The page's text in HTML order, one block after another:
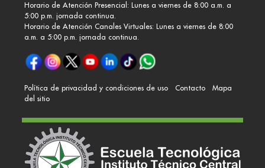
Horario de Atención Presencial: Lunes a viernes de 8:00 a.m. a
5:00 p.m. jornada continua.
Horario de Atención Canales Virtuales: Lunes a viernes de 8:00
a.m. a 5:00 p.m. jornada continua.
Política de privacidad y condiciones de uso Contacto
Mapa
del sitio